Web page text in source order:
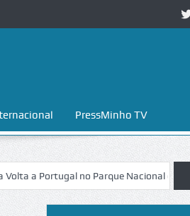
PressMinho TV
no Parque Nacional da Peneda-Gerês